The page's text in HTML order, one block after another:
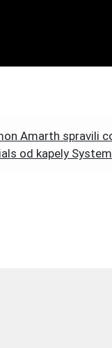
Amarth spravili
od kapely